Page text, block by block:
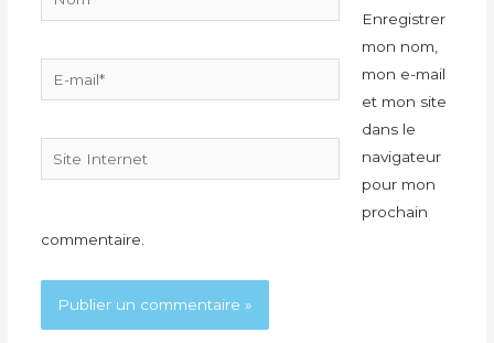
mail*
Site
Internet
Enregistrer
mon nom,
mon e-mail
et mon site
dans le
navigateur
pour mon
prochain
commentaire.